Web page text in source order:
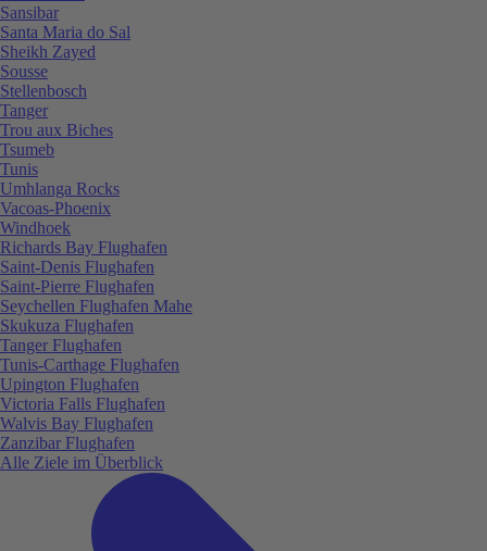
Sansibar
Santa Maria do Sal
Sheikh Zayed
Sousse
Stellenbosch
Tanger
Trou aux Biches
Tsumeb
Tunis
Umhlanga Rocks
Vacoas-Phoenix
Windhoek
Richards Bay Flughafen
Saint-Denis Flughafen
Saint-Pierre Flughafen
Seychellen Flughafen Mahe
Skukuza Flughafen
Tanger Flughafen
Tunis-Carthage Flughafen
Upington Flughafen
Victoria Falls Flughafen
Walvis Bay Flughafen
Zanzibar Flughafen
Alle Ziele im Überblick